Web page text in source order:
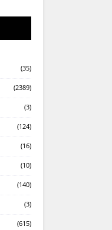
(35)
(2389)
(3)
(124)
(16)
(10)
(140)
(3)
(615)